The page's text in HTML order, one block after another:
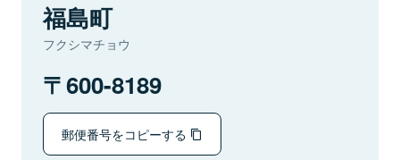
福島町
フクシマチョウ
600-8189
郵便番号をコピーする